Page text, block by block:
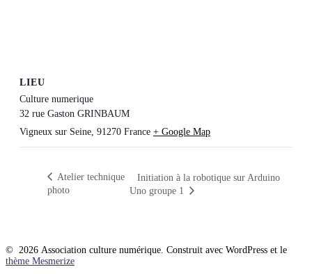
LIEU
Culture numerique
32 rue Gaston GRINBAUM
Vigneux sur Seine, 91270 France + Google Map
Atelier technique
photo
Initiation à la robotique sur Arduino
Uno groupe 1
© 2026 Association culture numérique. Construit avec WordPress et le
thème Mesmerize